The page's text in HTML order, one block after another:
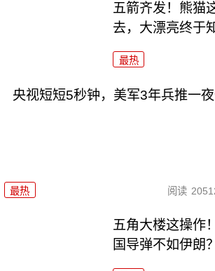
五箭齐发！熊猫
去，大漂亮终于
最热
央视短短5秒钟，美军3年兵推一
最热 阅读
五角大楼这操作
国导弹不如伊朗？